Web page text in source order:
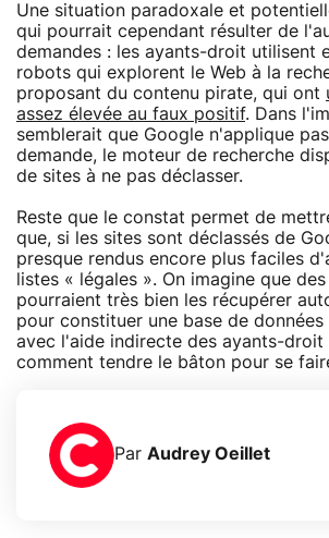
Une situation paradoxale et
qui pourrait cependant résulter de
demandes : les ayants-droit utilisent
robots qui explorent le Web à la
proposant du contenu pirate, qui ont
assez élevée au faux positif. Dans
semblerait que Google n'applique
demande, le moteur de recherche
de sites à ne pas déclasser.
Reste que le constat permet de
que, si les sites sont déclassés de
presque rendus encore plus faciles
listes « légales ». On imagine que
pourraient très bien les récupérer
pour constituer une base de
avec l'aide indirecte des ayants-droit
comment tendre le bâton pour se
Par Audrey Oeillet